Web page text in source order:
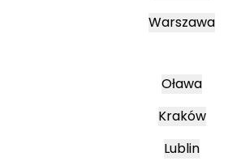
Warszawa
Oława
Kraków
Lublin